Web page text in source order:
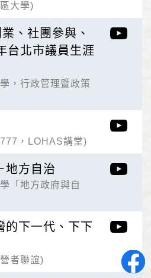
大學)
、社團參與、
台北市議員生涯
，行政管理暨政策
，LOHAS講堂)
地方自治
「地方政府與自
的下一代、下下
者聯誼)